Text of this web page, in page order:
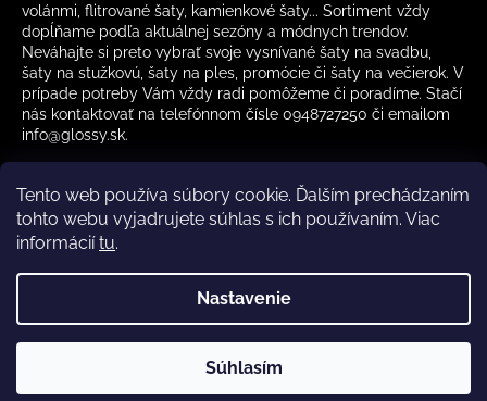
Tento web používa súbory cookie. Ďalším prechádzaním
tohto webu vyjadrujete súhlas s ich používaním. Viac
informáciítu.
Nastavenie
Súhlasím
volánmi, flitrované šaty, kamienkové šaty... Sortiment vždy
dopĺňame podľa aktuálnej sezóny a módnych trendov.
Neváhajte si preto vybrať svoje vysnívané šaty na svadbu,
šaty na stužkovú, šaty na ples, promócie či šaty na večierok. V
prípade potreby Vám vždy radi pomôžeme či poradíme. Stačí
nás kontaktovať na telefónnom čísle 0948727250 či emailom
info@glossy.sk.
Kamenná predajňa otváracia doba CZ
Glossy.sk. Všetky práva vyhradené.